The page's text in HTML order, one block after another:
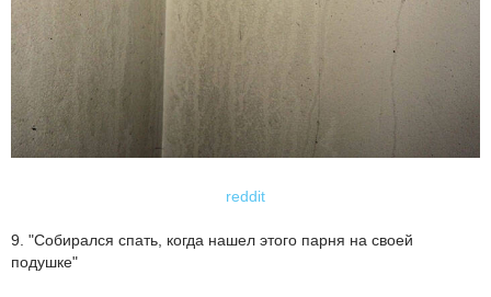
reddit
9. "Собирался спать, когда нашел этого парня на своей
подушке"